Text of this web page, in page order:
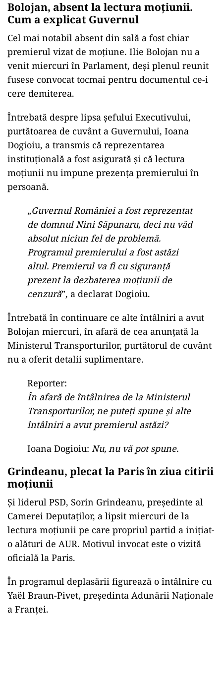
Bolojan, absent la lectura moțiunii.
Cum a explicat Guvernul
Cel mai notabil absent din sală a fost chiar
premierul vizat de moțiune. Ilie Bolojan nu a
venit miercuri în Parlament, deși plenul reunit
fusese convocat tocmai pentru documentul ce-i
cere demiterea.
Întrebată despre lipsa șefului Executivului,
purtătoarea de cuvânt a Guvernului, Ioana
Dogioiu, a transmis că reprezentarea
instituțională a fost asigurată și că lectura
moțiunii nu impune prezența premierului în
persoană.
„Guvernul României a fost reprezentat
de domnul Nini Săpunaru, deci nu văd
absolut niciun fel de problemă.
Programul premierului a fost astăzi
altul. Premierul va fi cu siguranță
prezent la dezbaterea moțiunii de
cenzură”, a declarat Dogioiu.
Întrebată în continuare ce alte întâlniri a avut
Bolojan miercuri, în afară de cea anunțată la
Ministerul Transporturilor, purtătorul de cuvânt
nu a oferit detalii suplimentare.
Reporter:
În afară deîntâlnirea dela Ministerul
Transporturilor,ne puteți spune și alte
întâlniri a avut premierul astăzi?
Ioana Dogioiu: Nu, nu vă pot spune.
Grindeanu, plecat la Paris în ziua citirii
moțiunii
Și liderul PSD, Sorin Grindeanu, președinte al
Camerei Deputaților, a lipsit miercuri de la
lectura moțiunii pe care propriul partid a inițiat-
o alături de AUR. Motivul invocat este o vizită
oficială la Paris.
În programul deplasării figurează o întâlnire cu
Yaël Braun-Pivet, președinta Adunării Naționale
a Franței.